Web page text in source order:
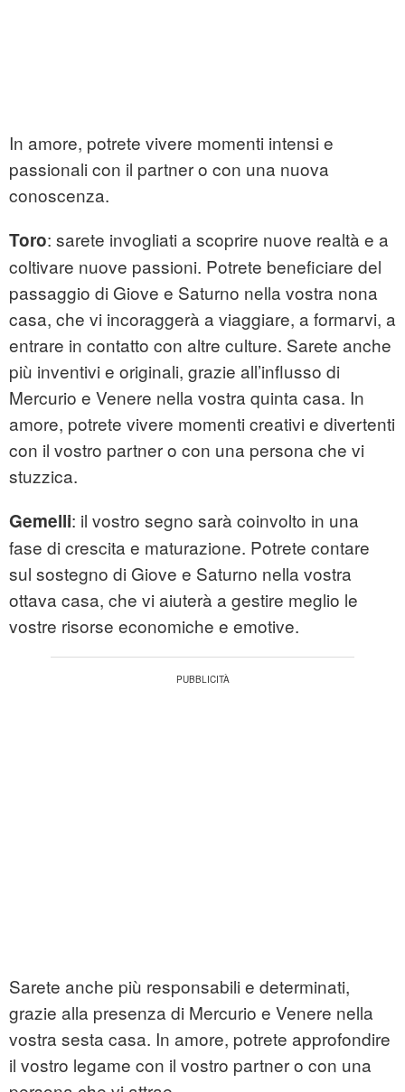
In amore, potrete vivere momenti intensi e
passionali con il partner o con una nuova
conoscenza.
Toro: sarete invogliati a scoprire nuove realtà e a
coltivare nuove passioni. Potrete beneficiare del
passaggio di Giove e Saturno nella vostra nona
casa, che vi incoraggerà a viaggiare, a formarvi, a
entrare in contatto con altre culture. Sarete anche
più inventivi e originali, grazie all’influsso di
Mercurio e Venere nella vostra quinta casa. In
amore, potrete vivere momenti creativi e divertenti
con il vostro partner o con una persona che vi
stuzzica.
Gemelli: il vostro segno sarà coinvolto in una
fase di crescita e maturazione. Potrete contare
sul sostegno di Giove e Saturno nella vostra
ottava casa, che vi aiuterà a gestire meglio le
vostre risorse economiche e emotive.
Sarete anche più responsabili e determinati,
grazie alla presenza di Mercurio e Venere nella
vostra sesta casa. In amore, potrete approfondire
il vostro legame con il vostro partner o con una